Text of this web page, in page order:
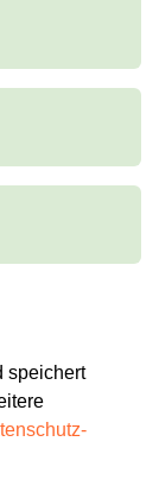
speichert